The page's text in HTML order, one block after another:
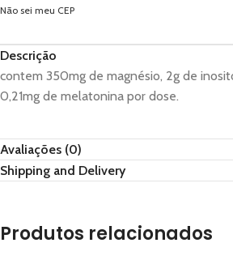
Não sei meu CEP
Descrição
contem 350mg de magnésio, 2g de
0,21mg de melatonina por dose.
Avaliações (0)
Shipping and Delivery
Produtos relacionados